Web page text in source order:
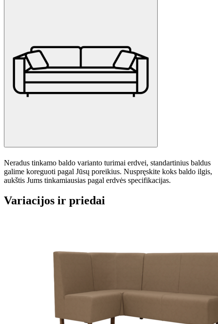
Neradus tinkamo baldo varianto turimai erdvei, standartinius baldus
galime koreguoti pagal Jūsų poreikius. Nuspręskite koks baldo ilgis,
aukštis Jums tinkamiausias pagal erdvės specifikacijas.
Variacijos ir priedai